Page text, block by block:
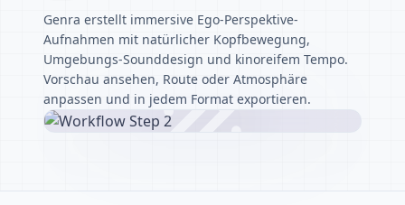
Genra erstellt immersive Ego-Perspektive-
Aufnahmen mit natürlicher Kopfbewegung,
Umgebungs-Sounddesign und kinoreifem Tempo.
Vorschau ansehen, Route oder Atmosphäre
anpassen und in jedem Format exportieren.